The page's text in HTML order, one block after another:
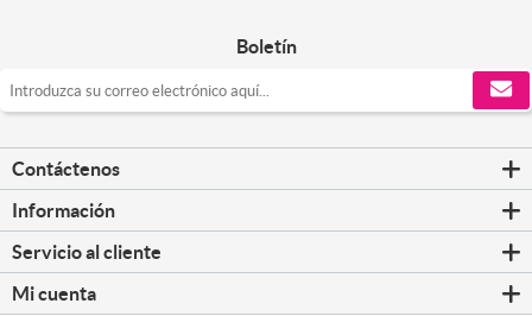
Boletín
Contáctenos
Información
Servicio al cliente
Mi cuenta